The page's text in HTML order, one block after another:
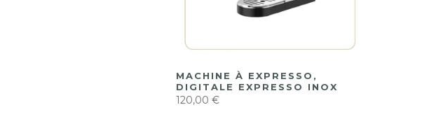
MACHINE À EXPRESSO,
DIGITALE EXPRESSO INOX
120,00 €